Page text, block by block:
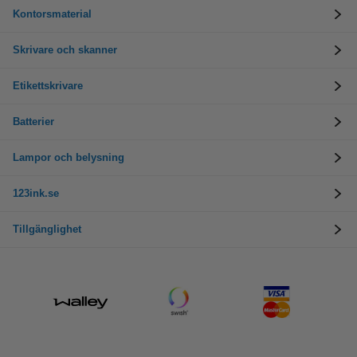
Kontorsmaterial
Skrivare och skanner
Etikettskrivare
Batterier
Lampor och belysning
123ink.se
Tillgänglighet